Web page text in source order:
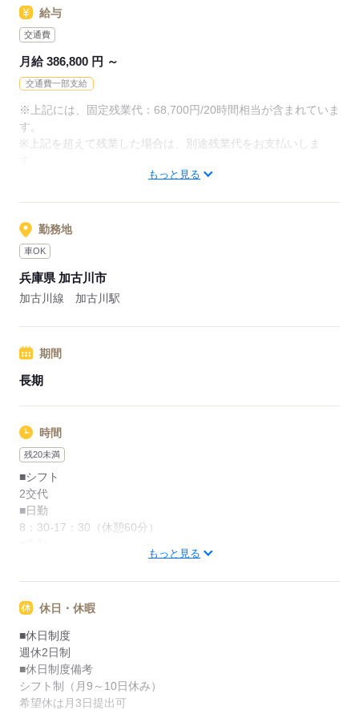
・麻薬管理（オピオイド持続注入・ポンプ管理）
・バイタルチェック
・看取り、ターミナルケア
・訪問診療時の診察介助 等
◎期間延長や常勤転換あり（条件あり）
応募する
給与
交通費
月給 386,800 円 ～
交通費一部支給
※上記には、固定残業代：68,700円/20時間相当が含まれていま
す。
※上記を超えて残業した場合は、別途残業代をお支払いしま
職務給：78500円
※月給には上記手当を一律含みます
もっと見る
勤務地
車OK
兵庫県 加古川市
加古川線 加古川駅
期間
長期
時間
残20未満
■シフト
2交代
■日勤
8：30-17：30（休憩60分）
16：30-9：30（休憩60分）
もっと見る
休日・休暇
■休日制度
週休2日制
■休日制度備考
シフト制（月9～10日休み）
希望休は月3日提出可